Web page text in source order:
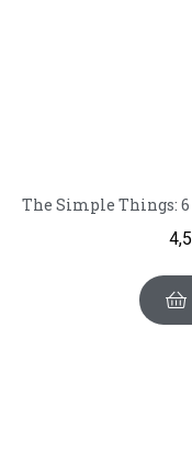
The Simple Things: